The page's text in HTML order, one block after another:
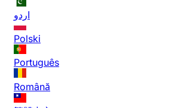
اردو
Polski
Português
Română